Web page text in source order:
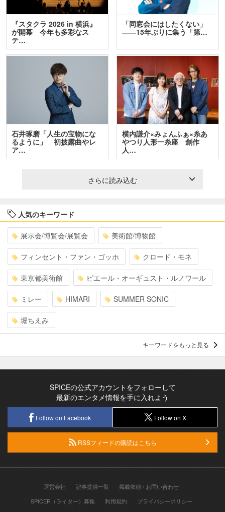
『スタクラ 2026 in 横浜』
が開幕 今年も多彩なス
テ…
「同窓会にはしたくない」
――15年ぶりに集う「第…
石井琢磨「人生の宝物にな
るように」 初披露曲やレ
ア…
横内謙介×みょんふぁ×糸あ
やつり人形一糸座 創作
人…
さらに読み込む
人気のキーワード
展示会/博覧会/展覧会 美術館/博物館
フィンセント・ファン・ゴッホ クロード・モネ
東京都美術館 ピエール・オーギュスト・ルノワール
ミレー HIMARI SUMMER SONIC
堀ちえみ
キーワードをもっと見る
SPICEの公式アカウントをフォローして
最新のエンタメ情報を手に入れよう
Follow on Facebook Follow on X
RSSフィードの購読はこちら
運営会社 記事提供一覧
掲載依頼 / お問い合わせ
SPICER（ライター）募集
利用規約 プライバシーポリシー